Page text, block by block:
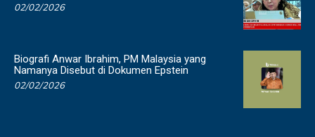
02/02/2026
Biografi Anwar Ibrahim, PM Malaysia yang
Namanya Disebut di Dokumen Epstein
02/02/2026